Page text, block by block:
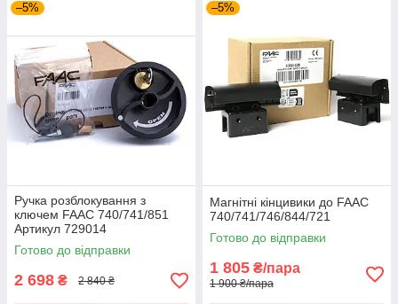
–5%
Ручка розблокування з
ключем FAAC 740/741/851
Артикул 729014
Готово до відправки
2 698 ₴ 2 840 ₴
–5%
Магнітні кінцивики до FAAC
740/741/746/844/721
Готово до відправки
1 805 ₴/пара
1 900 ₴/пара